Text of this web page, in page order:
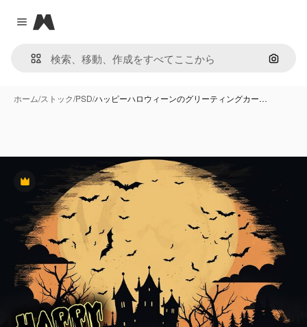
Close menu
Magnific
画像で
ホーム/ストック/PSD/ハッピーハロウィーンのグリーティングカー…
Premium